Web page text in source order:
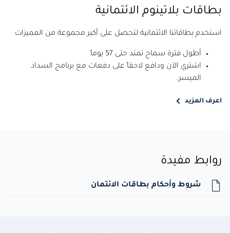
بطاقات بلاتينوم الائتمانية
استخدم بطاقاتنا الائتمانية لتحصل على أكبر مجموعة من المميزات
أطول فترة سماح تمتد حتى 57 يوماً
اشتري الآن ودافع لاحقاً على دفعات مع برنامج السداد
الميسر.
اعرف المزيد
روابط مفيدة
شروط وأحكام بطاقات الائتمان